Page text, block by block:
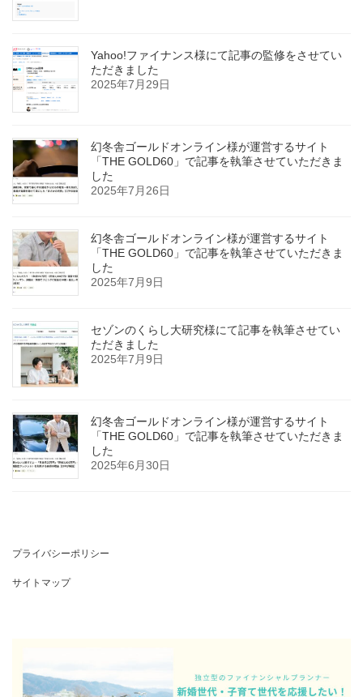
Yahoo!ファイナンス様にて記事の監修をさせてい
ただきました
2025年7月29日
幻冬舎ゴールドオンライン様が運営するサイト
「THE GOLD60」で記事を執筆させていただきま
した
2025年7月26日
幻冬舎ゴールドオンライン様が運営するサイト
「THE GOLD60」で記事を執筆させていただきま
した
2025年7月9日
セゾンのくらし大研究様にて記事を執筆させてい
ただきました
2025年7月9日
幻冬舎ゴールドオンライン様が運営するサイト
「THE GOLD60」で記事を執筆させていただきま
した
2025年6月30日
プライバシーポリシー
サイトマップ